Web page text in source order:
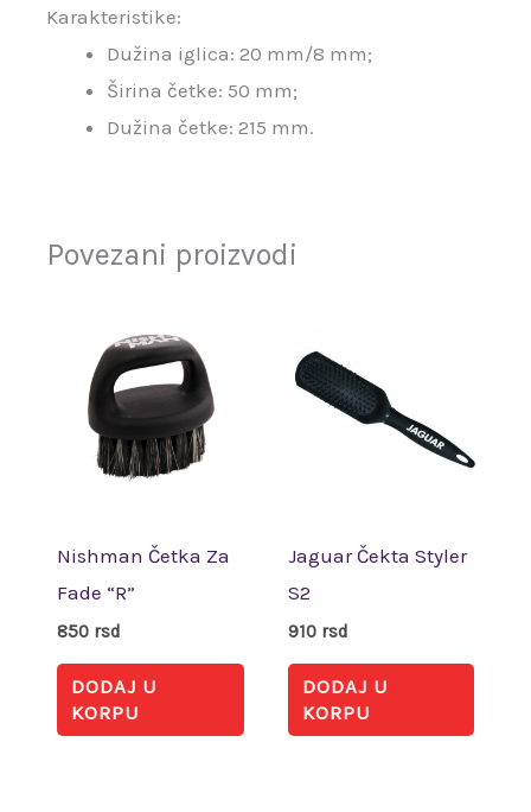
Karakteristike:
Dužina iglica: 20 mm/8 mm;
Širina četke: 50 mm;
Dužina četke: 215 mm.
Povezani proizvodi
Nishman Četka Za
Fade “R”
850 rsd
DODAJ U
KORPU
Jaguar Čekta Styler
S2
910 rsd
DODAJ U
KORPU